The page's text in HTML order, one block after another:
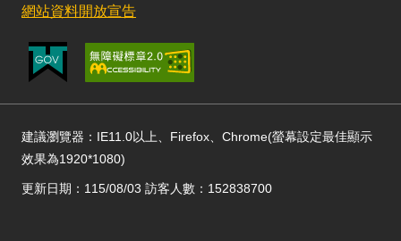
網站資料開放宣告
建議瀏覽器：IE11.0以上、Firefox、Chrome(螢幕設定最佳顯示
效果為1920*1080)
更新日期：115/08/03 訪客人數：152838700